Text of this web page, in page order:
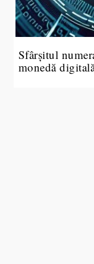
Sfârșitul
monedă